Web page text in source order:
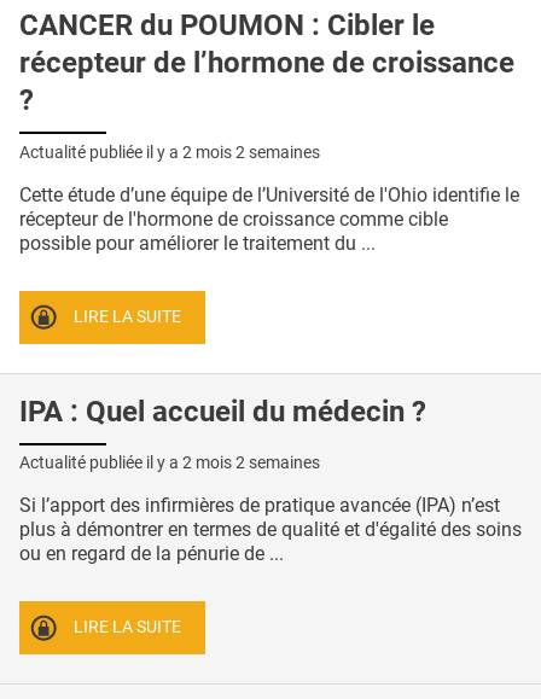
CRÉDITS
CANCER du POUMON : Cibler le
récepteur de l’hormone de croissance
?
Actualité publiée il y a 2 mois 2 semaines
Cette étude d’une équipe de l’Université de l'Ohio identifie le
récepteur de l'hormone de croissance comme cible
possible pour améliorer le traitement du ...
LIRE LA SUITE
IPA : Quel accueil du médecin ?
Actualité publiée il y a 2 mois 2 semaines
Si l’apport des infirmières de pratique avancée (IPA) n’est
plus à démontrer en termes de qualité et d'égalité des soins
ou en regard de la pénurie de ...
LIRE LA SUITE